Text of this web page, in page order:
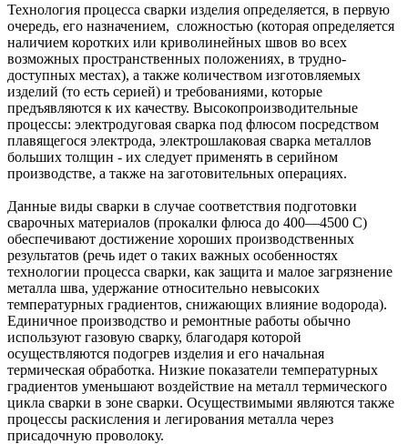
Технология процесса сварки изделия определяется, в первую
очередь, его назначением, сложностью (которая определяется
наличием коротких или криволинейных швов во всех
возможных пространственных положениях, в трудно-
доступных местах), а также количеством изготовляемых
изделий (то есть серией) и требованиями, которые
предъявляются к их качеству. Высокопроизводительные
процессы: электродуговая сварка под флюсом посредством
плавящегося электрода, электрошлаковая сварка металлов
больших толщин - их следует применять в серийном
производстве, а также на заготовительных операциях.
Данные виды сварки в случае соответствия подготовки
сварочных материалов (прокалки флюса до 400—4500 С)
обеспечивают достижение хороших производственных
результатов (речь идет о таких важных особенностях
технологии процесса сварки, как защита и малое загрязнение
металла шва, удержание относительно невысоких
температурных градиентов, снижающих влияние водорода).
Единичное производство и ремонтные работы обычно
используют газовую сварку, благодаря которой
осуществляются подогрев изделия и его начальная
термическая обработка. Низкие показатели температурных
градиентов уменьшают воздействие на металл термического
цикла сварки в зоне сварки. Осуществимыми являются также
процессы раскисления и легирования металла через
присадочную проволоку.